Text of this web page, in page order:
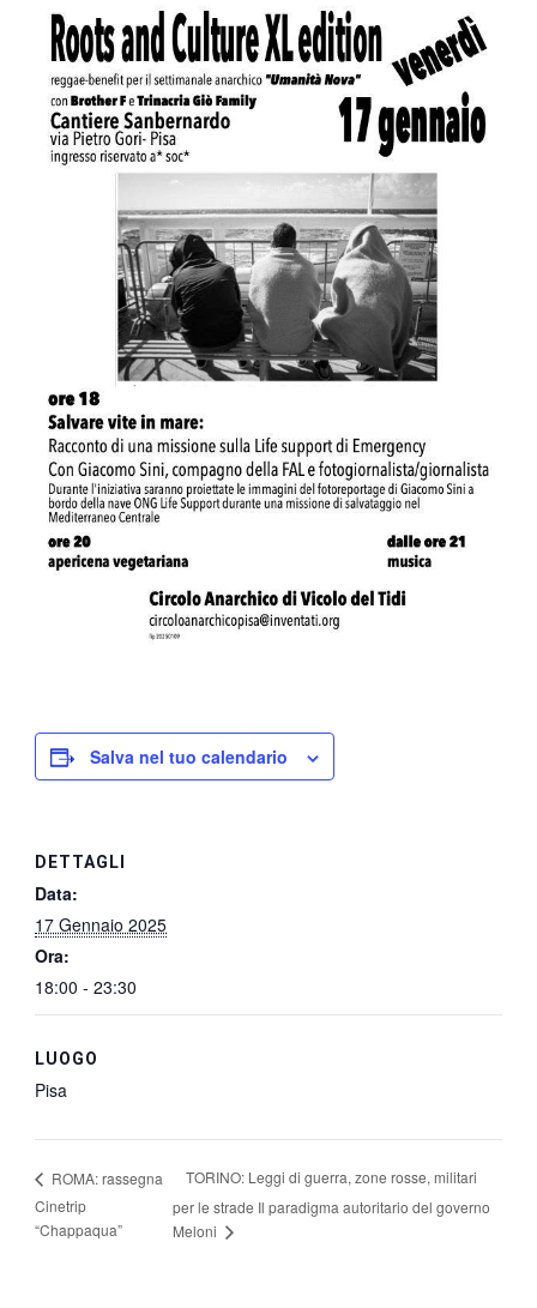
Salva nel tuo calendario
DETTAGLI
Data:
17 Gennaio 2025
Ora:
18:00 - 23:30
LUOGO
Pisa
ROMA: rassegna
Cinetrip
“Chappaqua”
TORINO: Leggi di guerra, zone rosse, militari
per le strade Il paradigma autoritario del governo
Meloni